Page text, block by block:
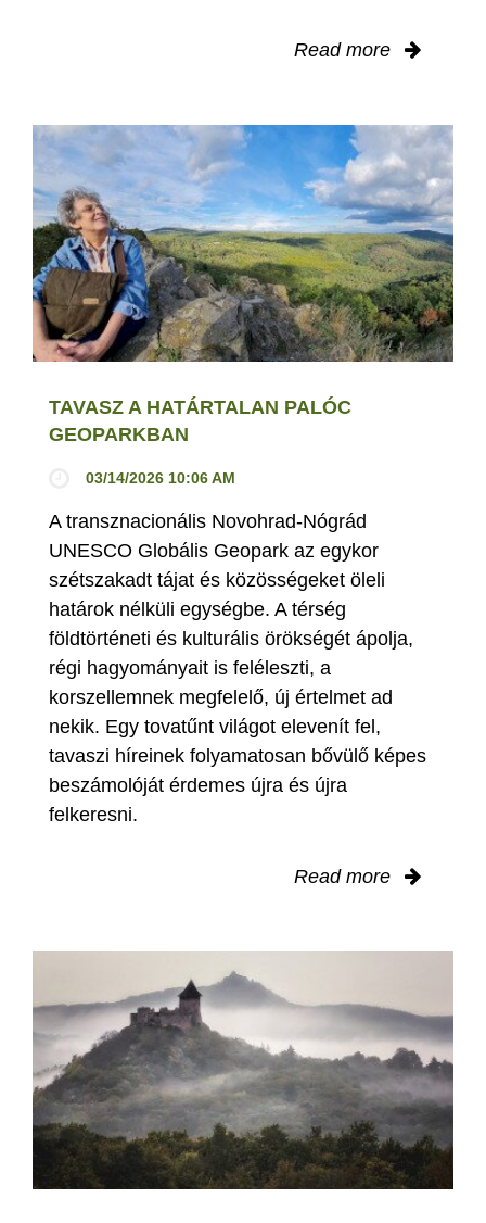
Read more
TAVASZ A HATÁRTALAN PALÓC
GEOPARKBAN
03/14/2026 10:06 AM
A transznacionális Novohrad-Nógrád
UNESCO Globális Geopark az egykor
szétszakadt tájat és közösségeket öleli
határok nélküli egységbe. A térség
földtörténeti és kulturális örökségét ápolja,
régi hagyományait is feléleszti, a
korszellemnek megfelelő, új értelmet ad
nekik. Egy tovatűnt világot elevenít fel,
tavaszi híreinek folyamatosan bővülő képes
beszámolóját érdemes újra és újra
felkeresni.
Read more